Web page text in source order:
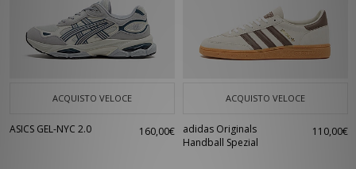
ACQUISTO VELOCE
ASICS GEL-NYC 2.0 160,00€
ACQUISTO VELOCE
adidas Originals
Handball Spezial
110,00€